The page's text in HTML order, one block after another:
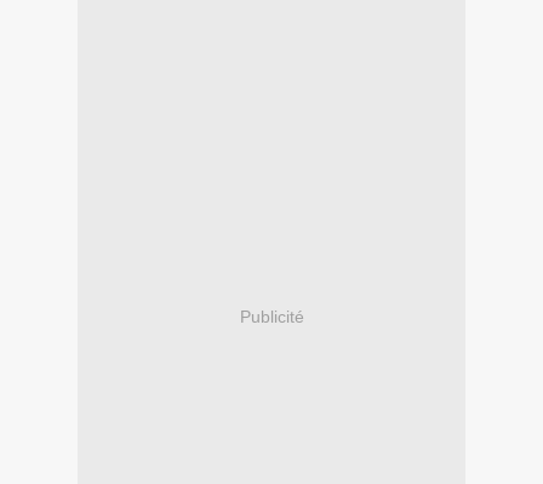
Publicité